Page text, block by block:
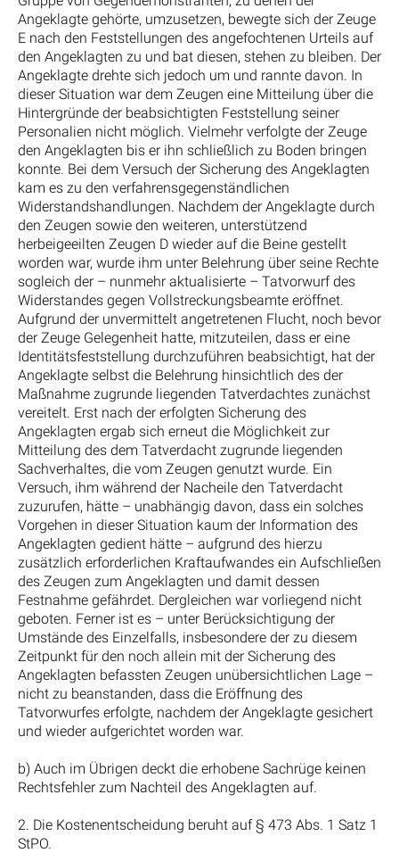
Angeklagte gehörte, umzusetzen, bewegte sich der Zeuge
E nach den Feststellungen des angefochtenen Urteils auf
den Angeklagten zu und bat diesen, stehen zu bleiben. Der
Angeklagte drehte sich jedoch um und rannte davon. In
dieser Situation war dem Zeugen eine Mitteilung über die
Hintergründe der beabsichtigten Feststellung seiner
Personalien nicht möglich. Vielmehr verfolgte der Zeuge
den Angeklagten bis er ihn schließlich zu Boden bringen
konnte. Bei dem Versuch der Sicherung des Angeklagten
kam es zu den verfahrensgegenständlichen
Widerstandshandlungen. Nachdem der Angeklagte durch
den Zeugen sowie den weiteren, unterstützend
herbeigeeilten Zeugen D wieder auf die Beine gestellt
worden war, wurde ihm unter Belehrung über seine Rechte
sogleich der – nunmehr aktualisierte – Tatvorwurf des
Widerstandes gegen Vollstreckungsbeamte eröffnet.
Aufgrund der unvermittelt angetretenen Flucht, noch bevor
der Zeuge Gelegenheit hatte, mitzuteilen, dass er eine
Identitätsfeststellung durchzuführen beabsichtigt, hat der
Angeklagte selbst die Belehrung hinsichtlich des der
Maßnahme zugrunde liegenden Tatverdachtes zunächst
vereitelt. Erst nach der erfolgten Sicherung des
Angeklagten ergab sich erneut die Möglichkeit zur
Mitteilung des dem Tatverdacht zugrunde liegenden
Sachverhaltes, die vom Zeugen genutzt wurde. Ein
Versuch, ihm während der Nacheile den Tatverdacht
zuzurufen, hätte – unabhängig davon, dass ein solches
Vorgehen in dieser Situation kaum der Information des
Angeklagten gedient hätte – aufgrund des hierzu
zusätzlich erforderlichen Kraftaufwandes ein Aufschließen
des Zeugen zum Angeklagten und damit dessen
Festnahme gefährdet. Dergleichen war vorliegend nicht
geboten. Ferner ist es – unter Berücksichtigung der
Umstände des Einzelfalls, insbesondere der zu diesem
Zeitpunkt für den noch allein mit der Sicherung des
Angeklagten befassten Zeugen unübersichtlichen Lage –
nicht zu beanstanden, dass die Eröffnung des
Tatvorwurfes erfolgte, nachdem der Angeklagte gesichert
und wieder aufgerichtet worden war.
b) Auch im Übrigen deckt die erhobene Sachrüge keinen
Rechtsfehler zum Nachteil des Angeklagten auf.
2. Die Kostenentscheidung beruht auf § 473 Abs. 1 Satz 1
StPO.